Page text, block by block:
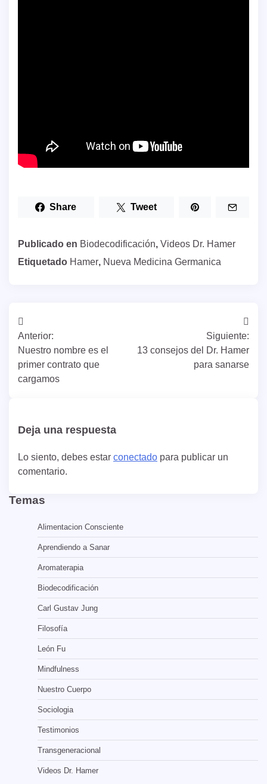
Share Tweet
Publicado en Biodecodificación, Videos Dr. Hamer
Etiquetado Hamer, Nueva Medicina Germanica
Navegación
de
entradas
Anterior:
Nuestro nombre es el
primer contrato que
cargamos
Siguiente:
13 consejos del Dr. Hamer
para sanarse
Deja una respuesta
Lo siento, debes estar conectado para publicar un
comentario.
Temas
Alimentacion Consciente
Aprendiendo a Sanar
Aromaterapia
Biodecodificación
Carl Gustav Jung
Filosofía
León Fu
Mindfulness
Nuestro Cuerpo
Sociologia
Testimonios
Transgeneracional
Videos Dr. Hamer